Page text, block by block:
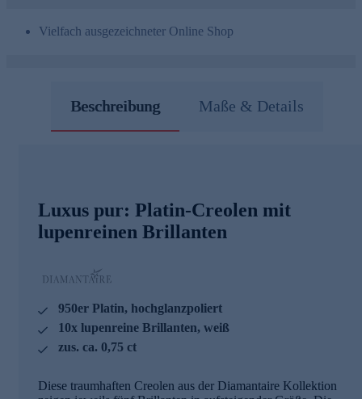
Vielfach ausgezeichneter Online Shop
Beschreibung Maße & Details
Luxus pur: Platin-Creolen mit
lupenreinen Brillanten
950er Platin, hochglanzpoliert
10x lupenreine Brillanten, weiß
zus. ca. 0,75 ct
Diese traumhaften Creolen aus der Diamantaire Kollektion